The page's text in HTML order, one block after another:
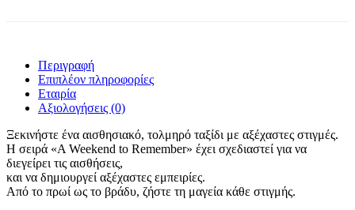
Περιγραφή
Επιπλέον πληροφορίες
Εταιρία
Αξιολογήσεις (0)
Ξεκινήστε ένα αισθησιακό, τολμηρό ταξίδι με αξέχαστες στιγμές.
Η σειρά «A Weekend to Remember» έχει σχεδιαστεί για να
διεγείρει τις αισθήσεις,
και να δημιουργεί αξέχαστες εμπειρίες.
Από το πρωί ως το βράδυ, ζήστε τη μαγεία κάθε στιγμής.